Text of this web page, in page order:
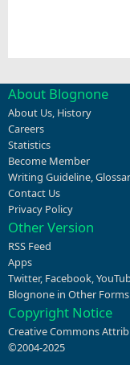
About Blognone
About Us, History
Careers
Statistics
Become Member
Writing Guideline,
Contact Us
Privacy Policy
Other Version
RSS Feed
Apps
Twitter, Facebook,
Blognone in Other Forms
Copyright Notice
Creative Commons
©2004-2025